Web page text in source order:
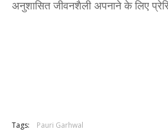
अनुशासित जीवनशैली अपनाने के लिए
Tags: Pauri Garhwal